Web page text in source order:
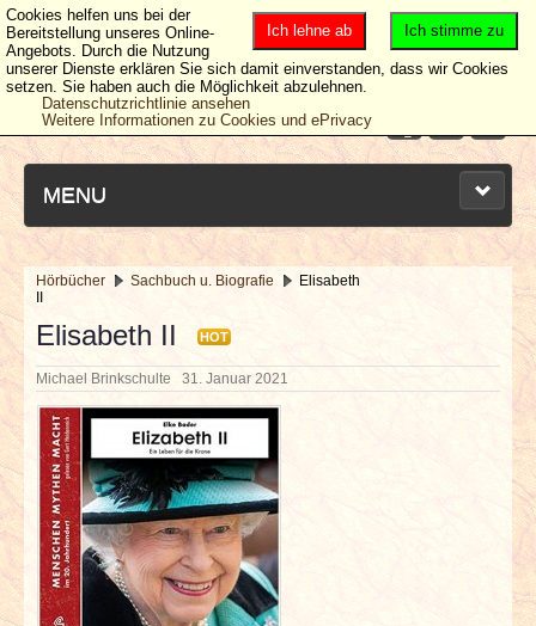
MENU
NEWS & DATES
BERICHTE
VERLOSUNGEN
INTERVIEWS
SPECIALS
Hörbücher Sachbuch u. Biografie
Elisabeth
Elisabeth II HOT
Michael Brinkschulte 31. Januar 2021
Ich stimme zu
Ich lehne ab
Cookies helfen uns bei der
Bereitstellung unseres Online-
Angebots. Durch die Nutzung
unserer Dienste erklären Sie sich damit einverstanden, dass wir Cookies
setzen. Sie haben auch die Möglichkeit abzulehnen.
Datenschutzrichtlinie ansehen
Weitere Informationen zu Cookies und ePrivacy